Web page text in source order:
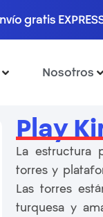
gratis
Nosotros
Play
La estructura
torres y
Las torres
turquesa y